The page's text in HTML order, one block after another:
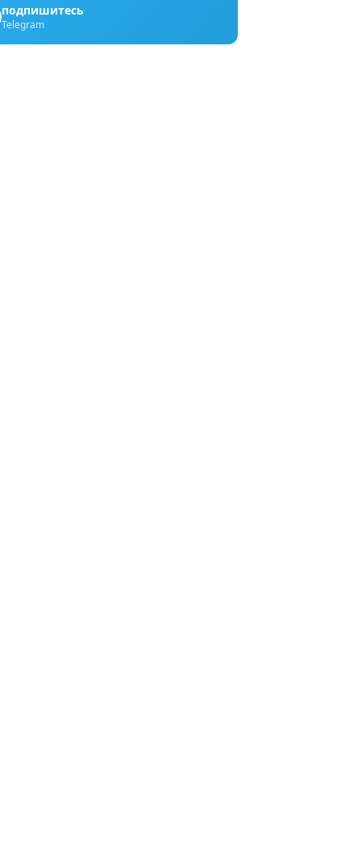
подпишитесь
Telegram